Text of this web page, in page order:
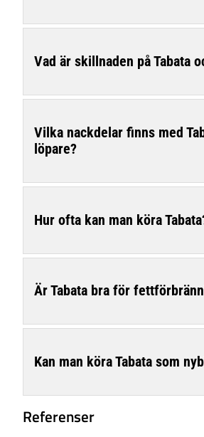
Vad är skillnaden på Tabata
Vilka nackdelar finns med
löpare?
Hur ofta kan man köra
Är Tabata bra för
Kan man köra Tabata som
Referenser